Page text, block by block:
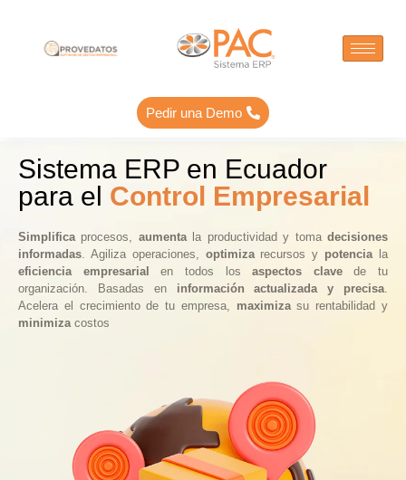
Pedir una Demo
Sistema ERP en Ecuador
para el Control Empresarial
Simplifica procesos, aumentala productividad y tomadecisiones
informadas . Agiliza operaciones, optimizarecursos y potencia la
eficiencia empresarial en todos losaspectos clavede tu
organización. Basadas en información actualizada y precisa
Acelera el crecimiento de tu empresa, maximizasu rentabilidad y
minimiza costos